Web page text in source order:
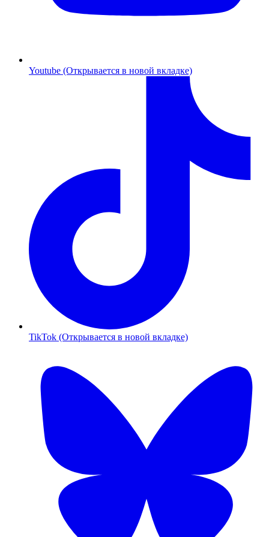
Youtube (Открывается в новой вкладке)
TikTok (Открывается в новой вкладке)